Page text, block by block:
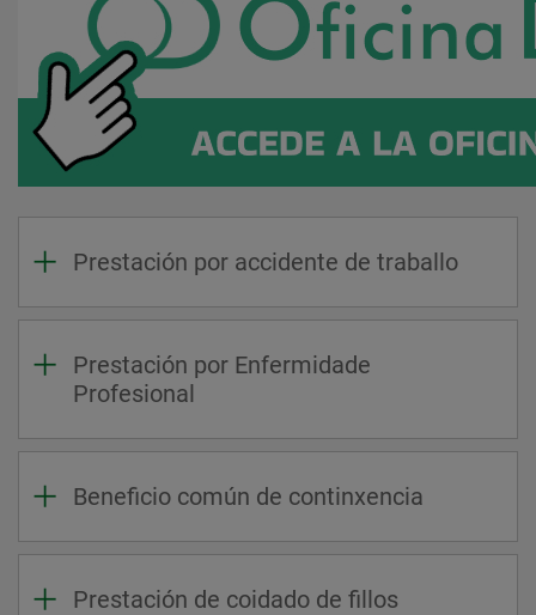
Prestación por accidente de traballo
Prestación por Enfermidade
Profesional
Beneficio común de continxencia
Prestación de coidado de fillos